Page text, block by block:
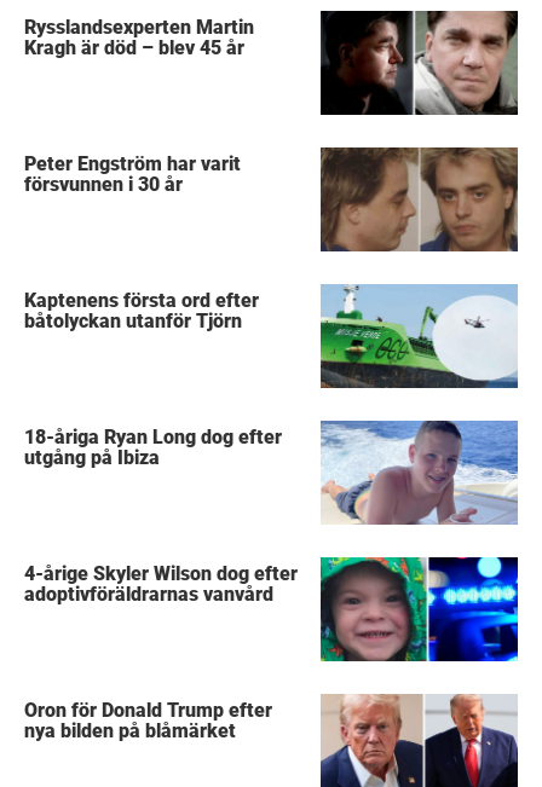
Rysslandsexperten Martin
Kragh är död – blev 45 år
Peter Engström har varit
försvunnen i 30 år
Kaptenens första ord efter
båtolyckan utanför Tjörn
18-åriga Ryan Long dog efter
utgång på Ibiza
4-årige Skyler Wilson dog efter
adoptivföräldrarnas vanvård
Oron för Donald Trump efter
nya bilden på blåmärket